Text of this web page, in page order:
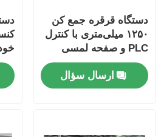
دستگاه قرقره جمع کن
۱۲۵۰ میلی‌متری با کنترل
PLC و صفحه لمسی
ارسال سؤال